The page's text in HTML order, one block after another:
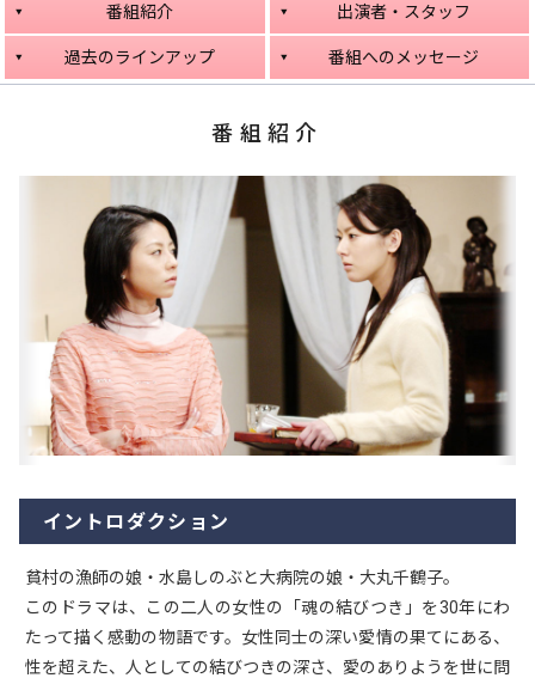
番組紹介 出演者・スタッフ
過去のラインアップ 番組へのメッセージ
番組紹介
イントロダクション
貧村の漁師の娘・水島しのぶと大病院の娘・大丸千鶴子。
このドラマは、この二人の女性の「魂の結びつき」を30年にわ
たって描く感動の物語です。女性同士の深い愛情の果てにある、
性を超えた、人としての結びつきの深さ、愛のありようを世に問